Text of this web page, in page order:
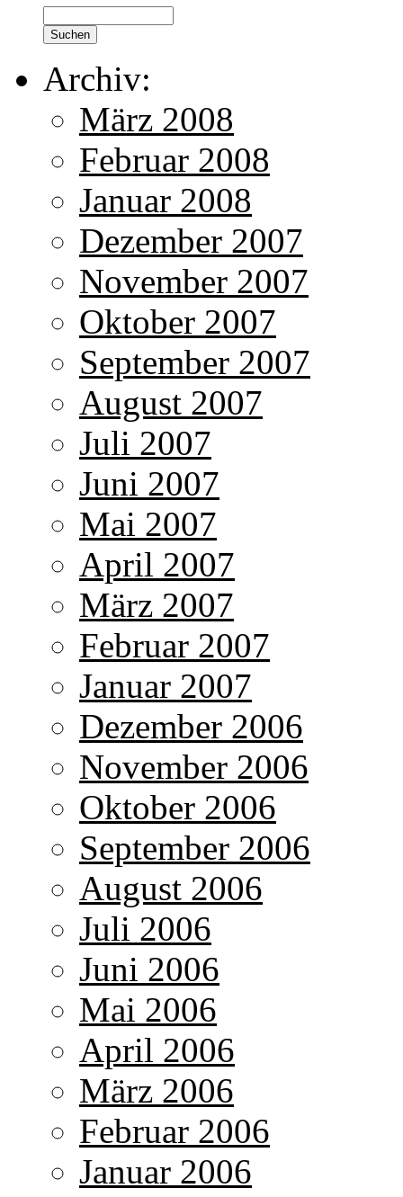
Archiv:
März 2008
Februar 2008
Januar 2008
Dezember 2007
November 2007
Oktober 2007
September 2007
August 2007
Juli 2007
Juni 2007
Mai 2007
April 2007
März 2007
Februar 2007
Januar 2007
Dezember 2006
November 2006
Oktober 2006
September 2006
August 2006
Juli 2006
Juni 2006
Mai 2006
April 2006
März 2006
Februar 2006
Januar 2006